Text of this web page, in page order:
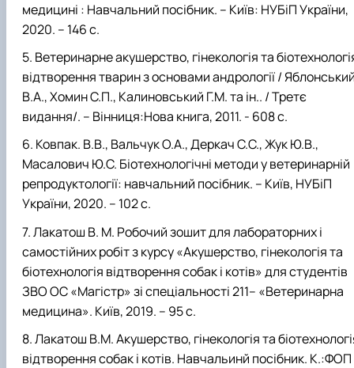
медицині : Навчальний посібник. – Київ: НУБіП України,
2020. – 146 с.
Ветеринарне акушерство, гінекологія та
відтворення тварин з основами андрології /
В.А., Хомин С.П., Калиновський Г.М. та ін.. / Третє
видання/. – Вінниця:Нова книга, 2011. - 608 с.
Ковпак. В.В., Вальчук О.А., Деркач С.С., Жук Ю.В.,
Масалович Ю.С. Біотехнологічні методи у ветеринарній
репродуктології: навчальний посібник. – Київ, НУБіП
України, 2020. – 102 с.
Лакатош В. М. Робочий зошит для лабораторних і
самостійних робіт з курсу «Акушерство, гінекологія та
біотехнологія відтворення собак і котів» для студентів
ЗВО ОС «Магістр» зі спеціальності 211– «Ветеринарна
медицина». Київ, 2019. – 95 с.
Лакатош В.М. Акушерство, гінекологія та
відтворення собак і котів. Навчальинй посібник. К.:ФОП